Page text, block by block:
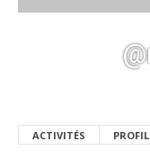
ACTIVITÉS PROFIL